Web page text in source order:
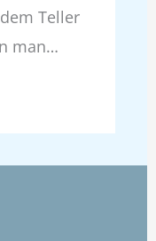
Teller
man…